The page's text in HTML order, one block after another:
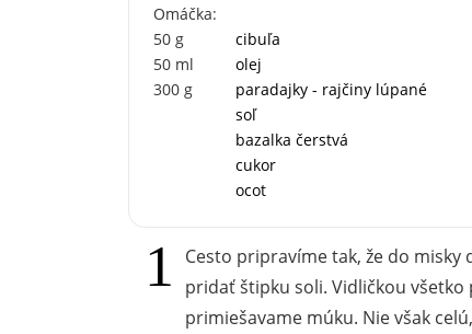
Omáčka:
50 g
cibuľa
50 ml
olej
300 g
paradajky - rajčiny lúpané
soľ
bazalka čerstvá
cukor
ocot
Cesto pripravíme tak, že do misky
pridať štipku soli. Vidličkou
primiešavame múku. Nie však